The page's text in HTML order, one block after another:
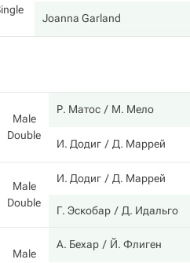
Joanna Garland
Male
Double
Р. Матос М. Мело
И. Додиг Д. Маррей
Male
Double
И. Додиг Д. Маррей
Г. Эскобар Д. Идальго
Male
А. Бехар Й. Флиген